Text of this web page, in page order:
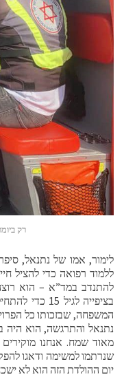
רק
לימור, אמו של נתנאל,
ללמוד רפואה כדי להציל
להתנדב במד”א – הוא
בציפייה
המשפחה, שבזכותו כל
נתנאל והתרגשה, הוא
מאוד שמח. אנחנו
שנרתמו למשימה ודאגו
יום ההולדת הזה הוא לא